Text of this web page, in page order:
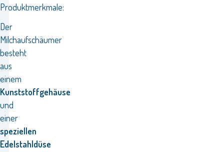
Produktmerkmale:
Der
Milchaufschäumer
besteht
aus
einem
Kunststoffgehäuse
und
einer
speziellen
Edelstahldüse